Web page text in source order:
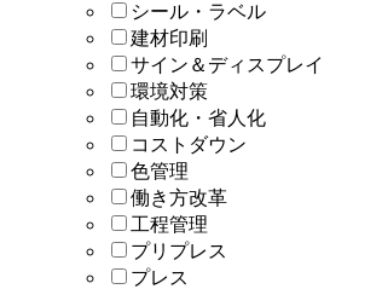
シール・ラベル
建材印刷
サイン＆ディスプレイ
環境対策
自動化・省人化
コストダウン
色管理
働き方改革
工程管理
プリプレス
プレス